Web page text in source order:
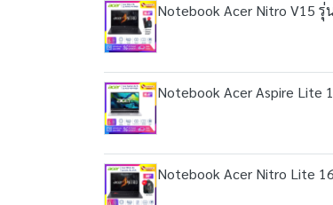
Notebook Acer Nitro V15 รุ่
Notebook Acer Aspire Lite
Notebook Acer Nitro Lite